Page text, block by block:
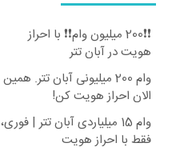
❗❗200 میلیون وام❗❗ با احراز
هویت در آبان تتر
وام 200 میلیونی آبان تتر. همین
الان احراز هویت کن!
وام 15 میلیاردی آبان تتر | فوری،
فقط با احراز هویت